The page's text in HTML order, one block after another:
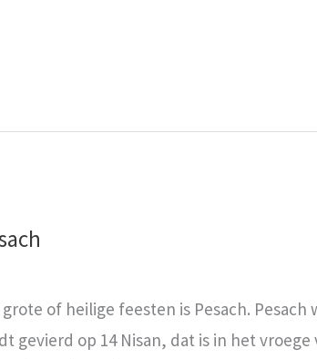
of heilige feesten is Pesach.
gevierd op 14 Nisan, dat is in het